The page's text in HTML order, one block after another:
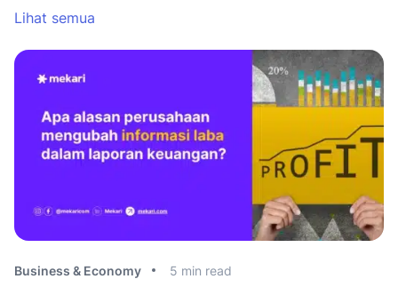
Lihat semua
Business & Economy 5 min read